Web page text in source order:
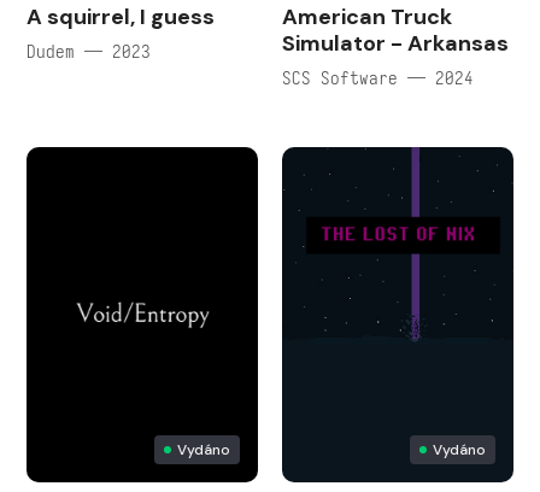
A squirrel, I guess
Dudem — 2023
American Truck
Simulator - Arkansas
SCS Software — 2024
Vydáno Vydáno